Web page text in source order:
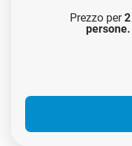
Prezzo per2
persone.